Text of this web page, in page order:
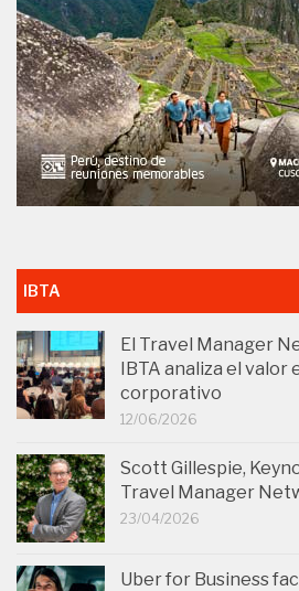
IBTA
El Travel Manager
IBTA analiza el
corporativo
12/06/2026
Scott Gillespie,
Travel Manager
23/04/2026
Uber for Business